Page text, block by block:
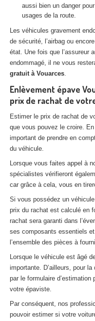
RACHATVÉHICULES
CONTACT
aussi bien un danger
usages de la route.
Les véhicules gravement
de sécurité, l’airbag ou
état. Une fois que l’assureur
endommagé, il ne vous
gratuit à Vouarces.
Enlèvement épave
prix de rachat de
Estimer le prix de rachat de
que vous pouvez le croire.
important de prendre en
du véhicule.
Lorsque vous faites appel à
spécialistes vérifieront
car grâce à cela, vous en
Si vous possédez un
prix du rachat est calculé en
rachat sera garanti dans
ses composants essentiels
l’ensemble des pièces à
Lorsque le véhicule est âgé
importante. D’ailleurs, pour
par le formulaire
votre épaviste.
Par conséquent, nos
pouvoir estimer si votre